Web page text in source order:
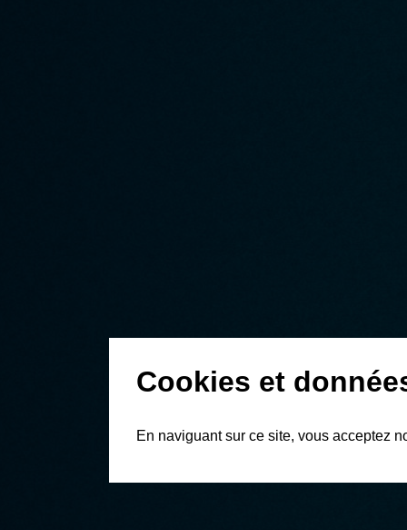
Cookies et
En naviguant sur ce site, vous acceptez